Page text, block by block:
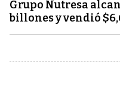
Grupo Nutresa
billones y vendió